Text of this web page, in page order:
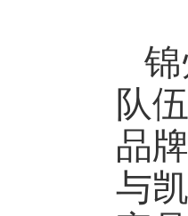
队
品
与